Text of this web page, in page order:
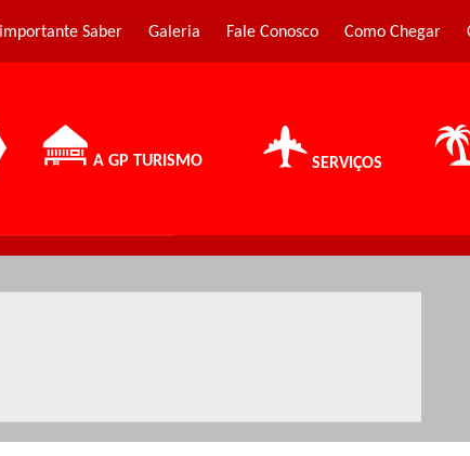
importante Saber Galeria Fale Conosco Como Chegar
A GP TURISMO SERVIÇOS